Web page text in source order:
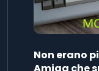
Non erano
Amiga che